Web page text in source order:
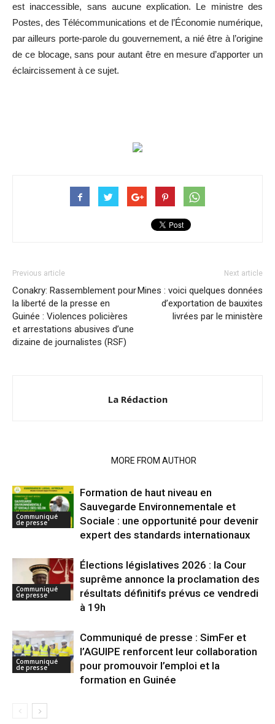
est inaccessible, sans aucune explication. Le ministre des
Postes, des Télécommunications et de l’Économie numérique,
par ailleurs porte-parole du gouvernement, a nié être à l’origine
de ce blocage, sans pour autant être en mesure d’apporter un
éclaircissement à ce sujet.
Previous article
Conakry: Rassemblement pour
la liberté de la presse en
Guinée : Violences policières
et arrestations abusives d’une
dizaine de journalistes (RSF)
Next article
Mines : voici quelques données
d’exportation de bauxites
livrées par le ministère
La Rédaction
MORE FROM AUTHOR
Communiqué
de presse
Formation de haut niveau en
Sauvegarde Environnementale et
Sociale : une opportunité pour devenir
expert des standards internationaux
Communiqué
de presse
Élections législatives 2026 : la Cour
suprême annonce la proclamation des
résultats définitifs prévus ce vendredi
à 19h
Communiqué
de presse
Communiqué de presse : SimFer et
l’AGUIPE renforcent leur collaboration
pour promouvoir l’emploi et la
formation en Guinée